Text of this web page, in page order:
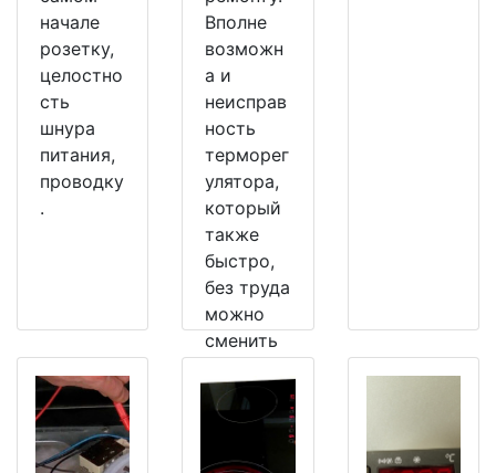
начале
розетку,
целостно
сть
шнура
питания,
проводку
.
Вполне
возможн
а и
неисправ
ность
терморег
улятора,
который
также
быстро,
без труда
можно
сменить
рабочий.